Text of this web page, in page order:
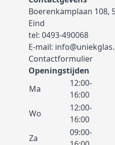
Boerenkamplaan 108,
Eind
tel: 0493-490068
E-mail:
Contactformulier
Openingstijden
Ma
12:00-
16:00
Wo
12:00-
16:00
Za
09:00-